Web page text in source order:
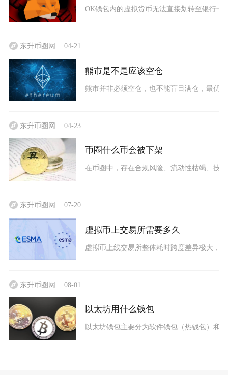
OK钱包内的虚拟货币无法直接划转至银行卡
东升币圈网 04-21
熊市是不是应该空仓
熊市并非必须空仓，也不能盲目满仓，最优
东升币圈网 04-23
币圈什么币会被下架
在币圈中，存在合规风险、流动性枯竭、技
东升币圈网 07-20
虚拟币上交易所需要多久
虚拟币上线交易所整体耗时跨度差异极大，
东升币圈网 08-01
以太坊用什么钱包
以太坊钱包主要分为软件钱包（热钱包）和